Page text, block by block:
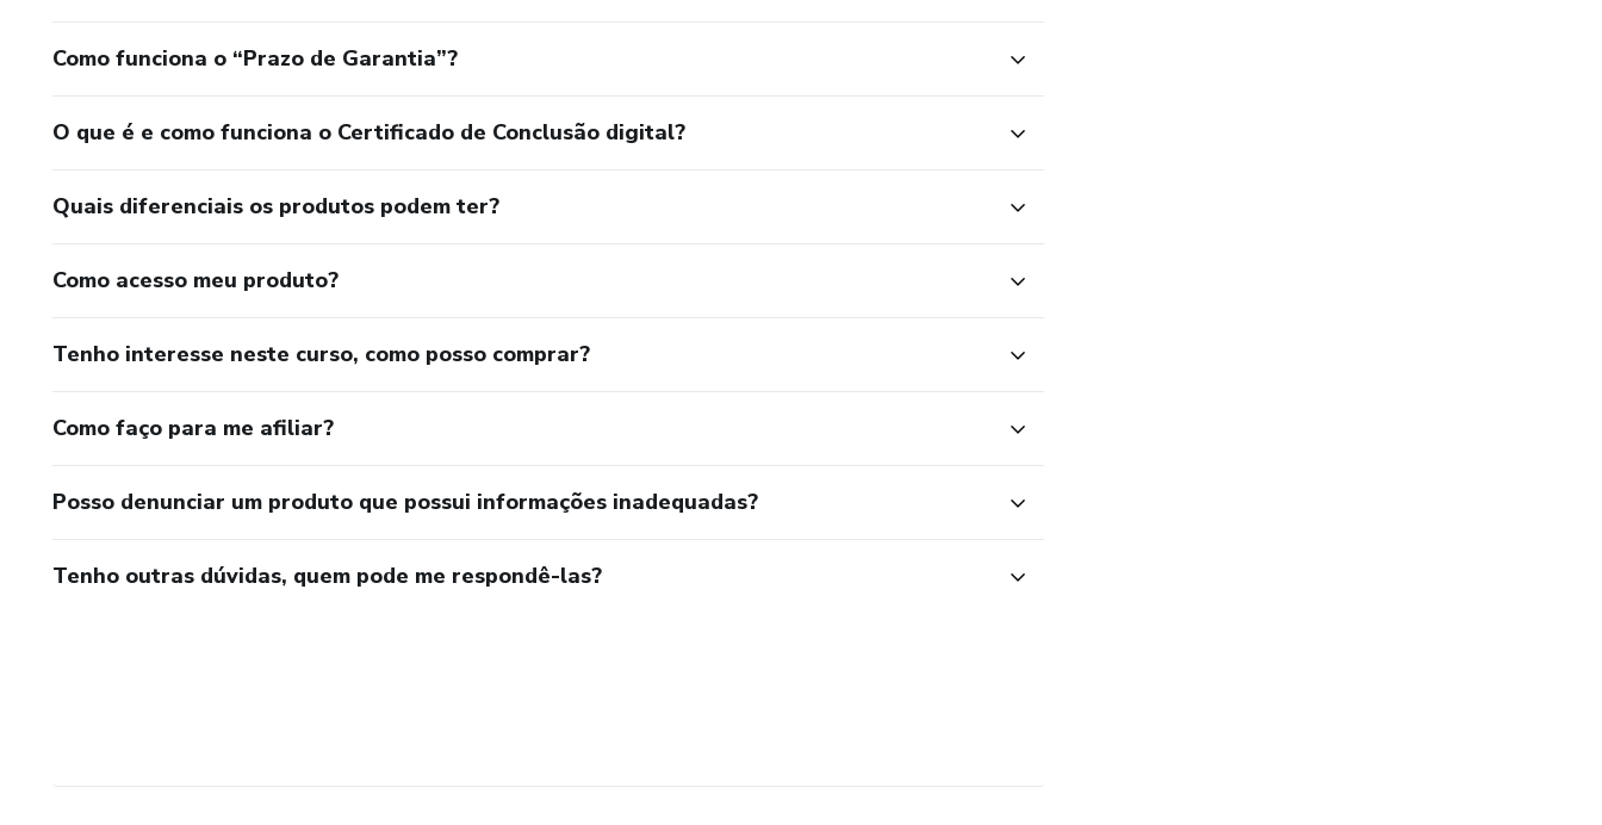
Como funciona o “Prazo de Garantia”?
O que é e como funciona o Certificado de Conclusão digital?
Quais diferenciais os produtos podem ter?
Como acesso meu produto?
Tenho interesse neste curso, como posso comprar?
Como faço para me afiliar?
Posso denunciar um produto que possui informações inadequadas?
Tenho outras dúvidas, quem pode me respondê-las?